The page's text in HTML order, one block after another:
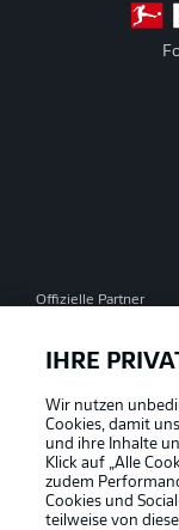
Offizielle Partner
IHRE
Wir nutzen
Cookies, damit
und ihre Inhalte
Klick auf „Alle
zudem
Cookies und
teilweise von